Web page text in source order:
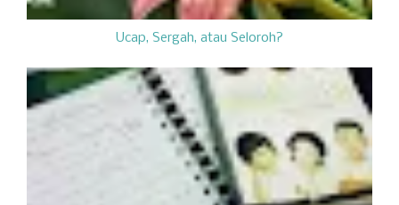
Ucap, Sergah, atau Seloroh?